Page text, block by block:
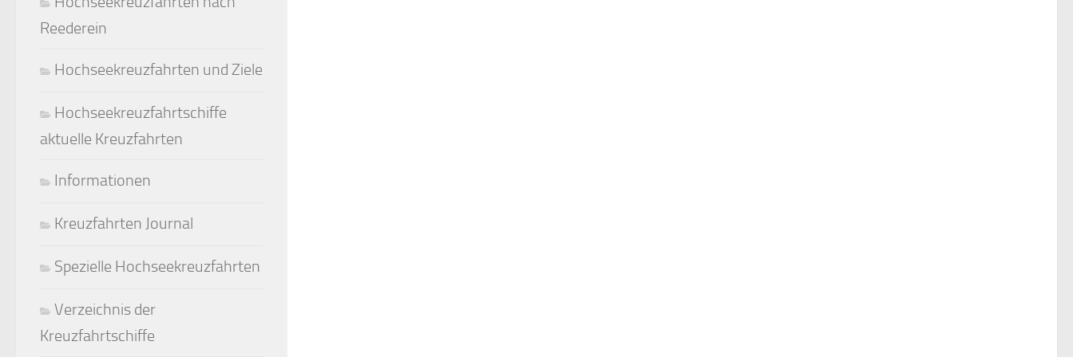
Reederein
Hochseekreuzfahrten und Ziele
Hochseekreuzfahrtschiffe
aktuelle Kreuzfahrten
Informationen
Kreuzfahrten Journal
Spezielle Hochseekreuzfahrten
Verzeichnis der
Kreuzfahrtschiffe